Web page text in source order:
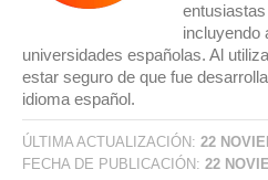
incluyendo
universidades españolas. Al
estar seguro de que fue
idioma español.
ÚLTIMA ACTUALIZACIÓN: 22
FECHA DE PUBLICACIÓN: 22